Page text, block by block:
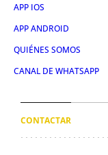
APP IOS
APP ANDROID
QUIÉNES SOMOS
CANAL DE WHATSAPP
CONTACTAR